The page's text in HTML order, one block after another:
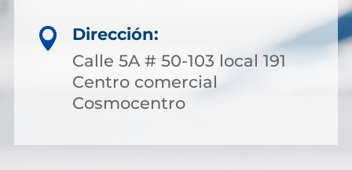

Dirección:
Calle 5A # 50-103 local 191
Centro comercial
Cosmocentro